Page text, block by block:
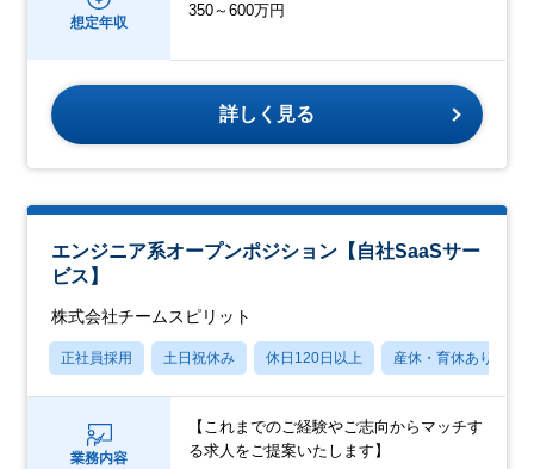
想定年収
350～600万円
詳しく見る
エンジニア系オープンポジション【自社SaaSサー
ビス】
株式会社チームスピリット
正社員採用 土日祝休み 休日120日以上 産休・育休あり
業務内容
【これまでのご経験やご志向からマッチす
る求人をご提案いたします】